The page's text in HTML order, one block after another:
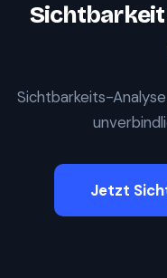
Sichtbarkeits-
Jetzt